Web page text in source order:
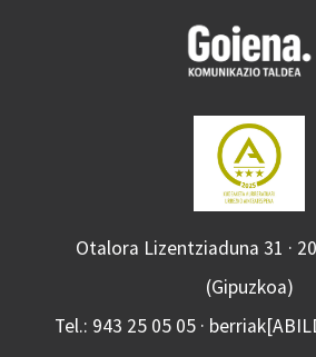
Otalora Lizentziaduna 31 ·
(Gipuzkoa)
Tel.: 943 25 05 05 ·